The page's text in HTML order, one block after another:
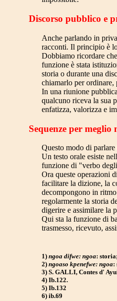
Discorso pubblico e
Anche parlando in
racconti. Il principio è
Dobbiamo ricordare
funzione è stata
storia o durante una
chiamarlo per ordinare,
In una riunione
qualcuno riceva la sua
enfatizza, valorizza e
Sequenze per meglio
Questo modo di
Un testo orale esiste
funzione di "verbo
Ora queste operazioni
facilitare la dizione, la
decompongono in
regolarmente la storia
digerire e assimilare la
Qui sta la funzione di
trasmesso, ricevuto,
1)ngoa difwe: ngoa:
2) ngoaso kpenefwe: ngoa:
3) S. GALLI, Contes d'
4) Ib.122.
5) Ib.132
6) ib.69